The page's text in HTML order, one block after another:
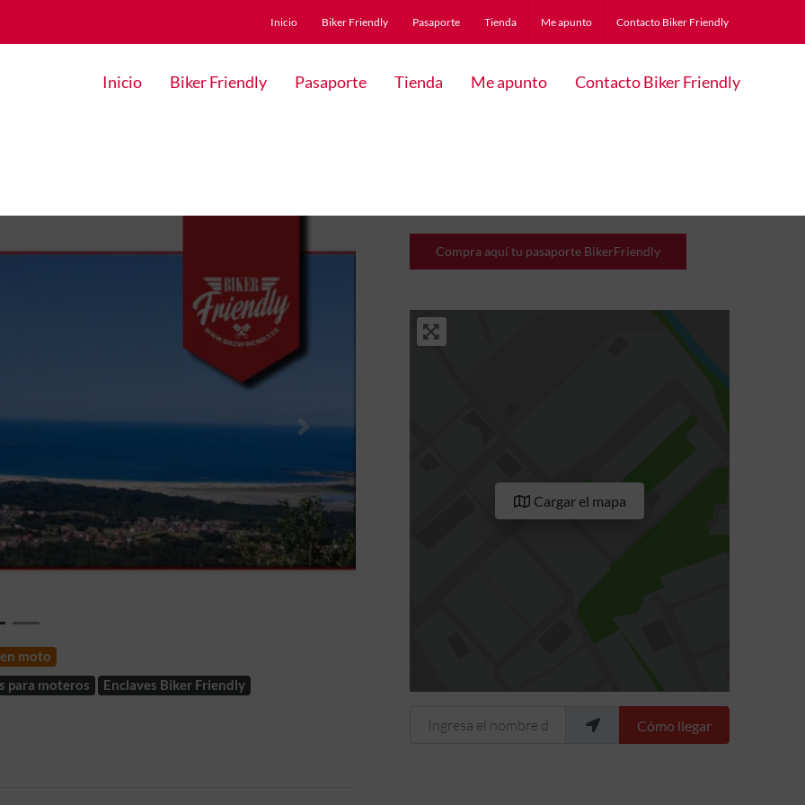
Inicio Biker Friendly Pasaporte Tienda Me apunto Contacto Biker Friendly
Inicio Biker Friendly Pasaporte Tienda Me apunto Contacto Biker Friendly
Siguiente
moto
para moteros
Enclaves Biker Friendly
Compra aquí tu pasaporte BikerFriendly
Cargar el mapa
Ingresa el nombre de tu ubicaciónCómo llegar